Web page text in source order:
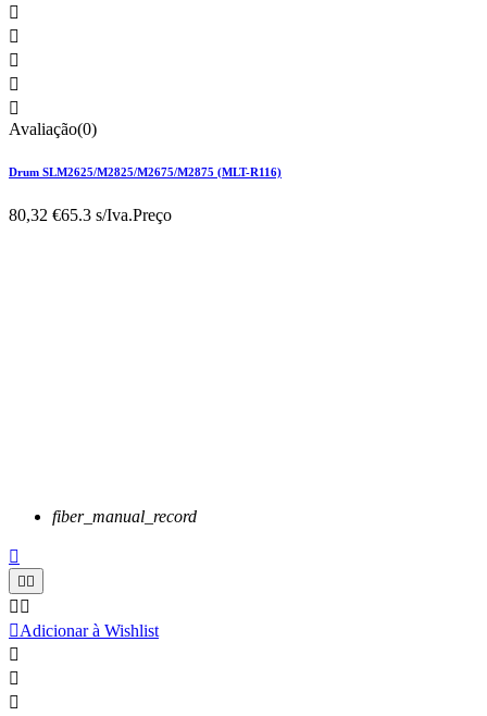





Avaliação(0)
Drum SLM2625/M2825/M2675/M2875 (MLT-R116)
80,32 €65.3 s/Iva.Preço
fiber_manual_record

 
 
Adicionar à Wishlist


